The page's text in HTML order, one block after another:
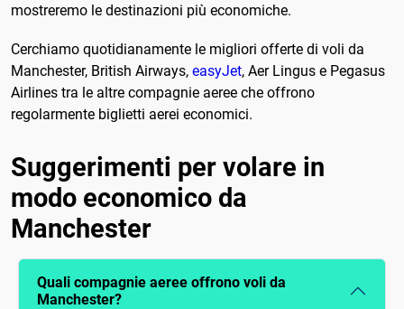
mostreremo le destinazioni più economiche.
Cerchiamo quotidianamente le migliori offerte di voli da
Manchester, British Airways, easyJet, Aer Lingus e Pegasus
Airlines tra le altre compagnie aeree che offrono
regolarmente biglietti aerei economici.
Suggerimenti per volare in
modo economico da
Manchester
Quali compagnie aeree offrono voli da
Manchester?